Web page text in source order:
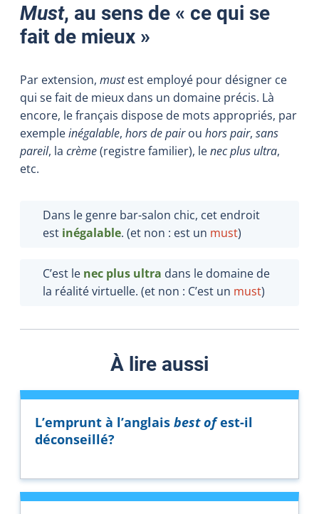
Must, au sens de « ce qui se
fait de mieux »
Par extension, mustest employé pour désigner ce
qui se fait de mieux dans un domaine précis. Là
encore, le français dispose de mots appropriés, par
exempleinégalable, hors de pairou hors pair, sans
pareil, la crème(registre familier), lenec plus ultra,
etc.
Dans le genre bar-salon chic, cet endroit
est inégalable. (et non : est un must)
C’est le nec plus ultra dans le domaine de
la réalité virtuelle. (et non : C’est un must)
À lire aussi
L’emprunt à l’anglais best ofest-il
déconseillé?